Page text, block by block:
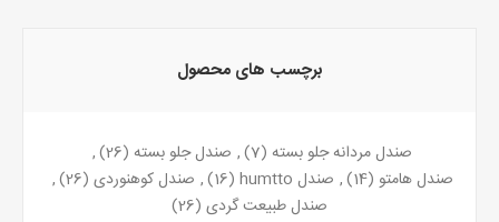
برچسب های محصول
صندل مردانه جلو بسته (7)
, صندل جلو بسته (26)
,
صندل هامتو (14)
, صندل humtto (16)
, صندل کوهنوردی (26)
,
صندل طبیعت گردی (26)